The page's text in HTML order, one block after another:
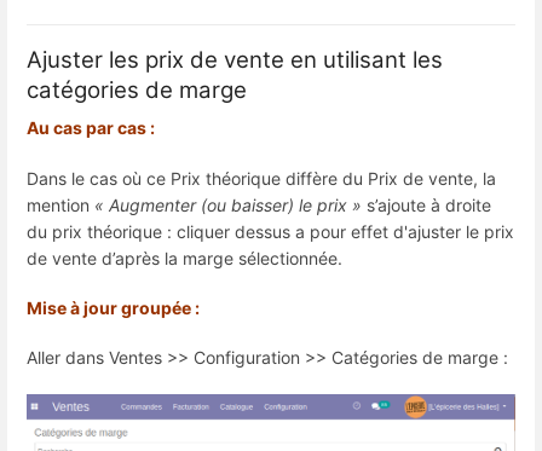
Ajuster les prix de vente en utilisant les
catégories de marge
Au cas par cas :
Dans le cas où ce Prix théorique diffère du Prix de vente, la
mention « Augmenter (ou baisser) le prix » s’ajoute à droite
du prix théorique : cliquer dessus a pour effet d'ajuster le prix
de vente d’après la marge sélectionnée.
Mise à jour groupée :
Aller dans Ventes >> Configuration >> Catégories de marge :